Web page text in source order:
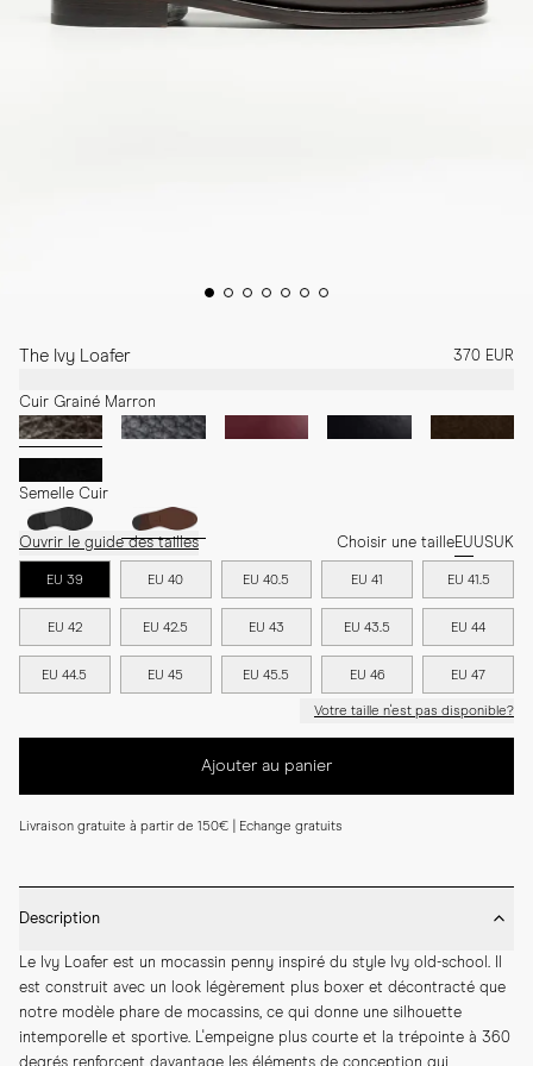
The Ivy Loafer 370 EUR
Cuir Grainé Marron
Semelle Cuir
Ouvrir le guide des tailles Choisir une tailleEUUSUK
EU 39 EU 40 EU 40.5 EU 41 EU 41.5
EU 42 EU 42.5 EU 43 EU 43.5 EU 44
EU 44.5 EU 45 EU 45.5 EU 46 EU 47
Votre taille n'est pas disponible?
Ajouter au panier
Livraison gratuite à partir de 150€ | Echange gratuits
Description
Le Ivy Loafer est un mocassin penny inspiré du style Ivy old-school. Il
est construit avec un look légèrement plus boxer et décontracté que
notre modèle phare de mocassins, ce qui donne une silhouette
intemporelle et sportive. L'empeigne plus courte et la trépointe à 360